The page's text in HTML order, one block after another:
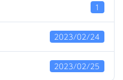
1
2023/02/24
2023/02/25